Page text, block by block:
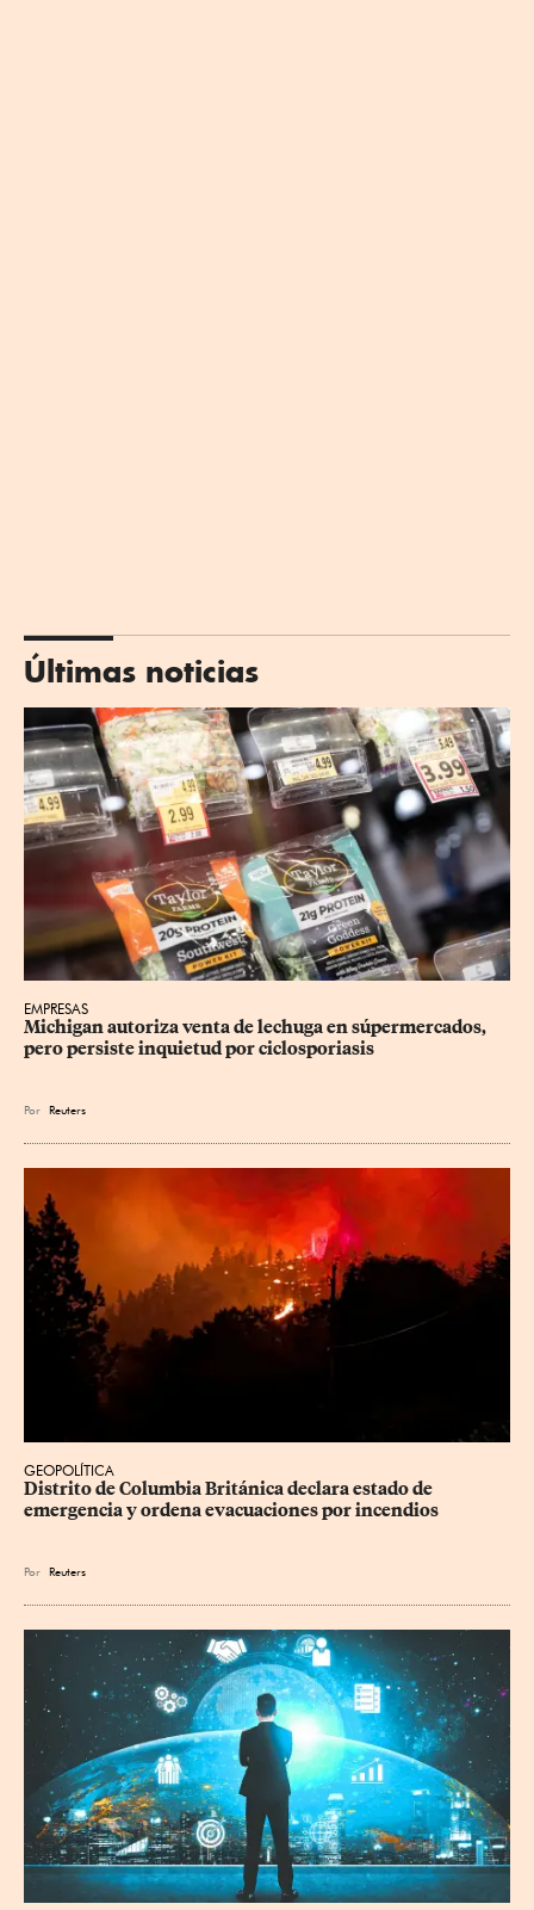
Últimas noticias
EMPRESAS
Michigan autoriza venta de lechuga en súpermercados,
pero persiste inquietud por ciclosporiasis
Por Reuters
GEOPOLÍTICA
Distrito de Columbia Británica declara estado de
emergencia y ordena evacuaciones por incendios
Por Reuters